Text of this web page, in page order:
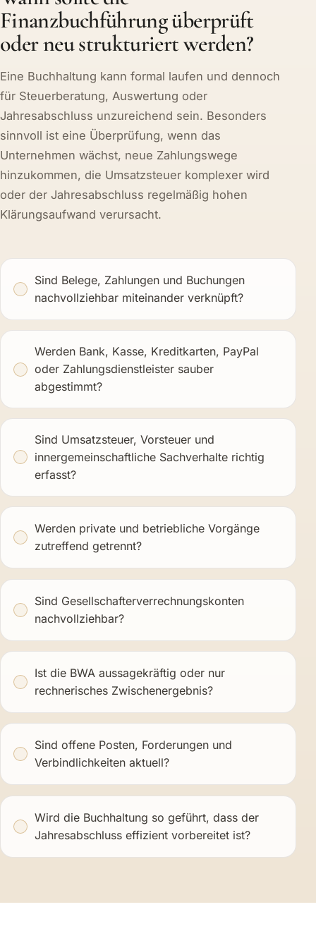
Finanzbuchführung überprüft
oder neu strukturiert werden?
Eine Buchhaltung kann formal laufen und dennoch
für Steuerberatung, Auswertung oder
Jahresabschluss unzureichend sein. Besonders
sinnvoll ist eine Überprüfung, wenn das
Unternehmen wächst, neue Zahlungswege
hinzukommen, die Umsatzsteuer komplexer wird
oder der Jahresabschluss regelmäßig hohen
Klärungsaufwand verursacht.
Sind Belege, Zahlungen und Buchungen
nachvollziehbar miteinander verknüpft?
Werden Bank, Kasse, Kreditkarten, PayPal
oder Zahlungsdienstleister sauber
abgestimmt?
Sind Umsatzsteuer, Vorsteuer und
innergemeinschaftliche Sachverhalte richtig
erfasst?
Werden private und betriebliche Vorgänge
zutreffend getrennt?
Sind Gesellschafterverrechnungskonten
nachvollziehbar?
Ist die BWA aussagekräftig oder nur
rechnerisches Zwischenergebnis?
Sind offene Posten, Forderungen und
Verbindlichkeiten aktuell?
Wird die Buchhaltung so geführt, dass der
Jahresabschluss effizient vorbereitet ist?